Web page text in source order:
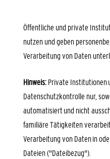
Öffentliche und private
nutzen und geben
Verarbeitung von Daten
Hinweis: Private Institutionen
Datenschutzkontrolle nur,
automatisiert und nicht
familiäre Tätigkeiten
Verarbeitung von Datenin
Dateien ("Dateibezug").